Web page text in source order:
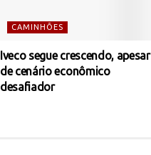
CAMINHÕES
Iveco segue crescendo, apesar
de cenário econômico
desafiador